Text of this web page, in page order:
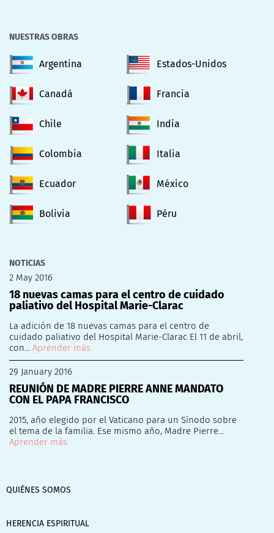
NUESTRAS OBRAS
Argentina
Canadà
Chile
Colombia
Ecuador
Bolivia
Estados-Unidos
Francia
India
Italia
México
Péru
NOTICIAS
2 May 2016
18 nuevas camas para el centro de cuidado
paliativo del Hospital Marie-Clarac
La adición de 18 nuevas camas para el centro de
cuidado paliativo del Hospital Marie-Clarac El 11 de abril,
con... Aprender más
29 January 2016
REUNIÓN DE MADRE PIERRE ANNE MANDATO
CON EL PAPA FRANCISCO
2015, año elegido por el Vaticano para un Sínodo sobre
el tema de la familia. Ese mismo año, Madre Pierre...
Aprender más
QUIÉNES SOMOS
HERENCIA ESPIRITUAL